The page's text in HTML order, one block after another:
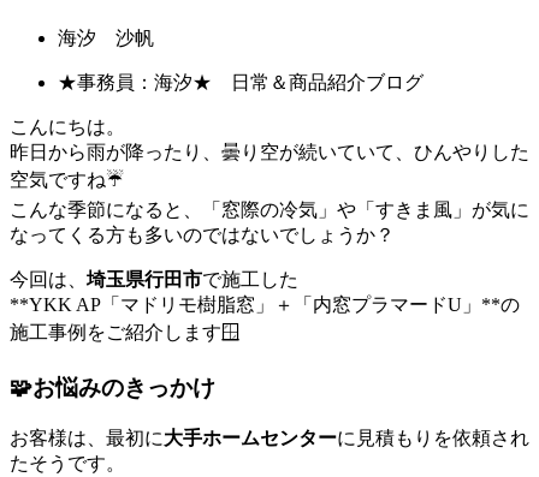
海汐 沙帆
★事務員：海汐★ 日常＆商品紹介ブログ
こんにちは。
昨日から雨が降ったり、曇り空が続いていて、ひんやりした
空気ですね☔
こんな季節になると、「窓際の冷気」や「すきま風」が気に
なってくる方も多いのではないでしょうか？
今回は、 埼玉県行田市で施工した
**YKK AP「マドリモ樹脂窓」＋「内窓プラマードU」**の
施工事例をご紹介します🪟
🧩お悩みのきっかけ
お客様は、最初に大手ホームセンターに見積もりを依頼され
たそうです。